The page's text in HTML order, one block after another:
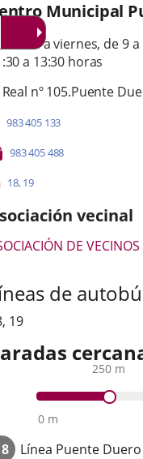
Municipal
lunes a viernes, de 9
a 13:30 horas
nº 105.Puente
Téléphones
983 405 133
Fax
983 405 488
Líneas
Bus
18Enlace
una
aplicación
externa.
,19Enlace
una
aplicación
externa.
vecinal
DE
de
, 19
0 m
250 m
Línea Puente